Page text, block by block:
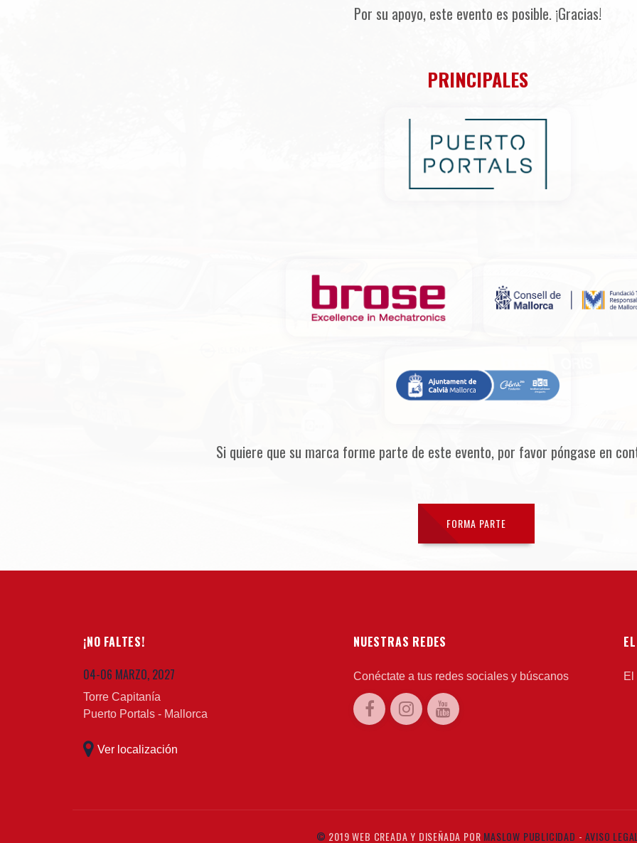
Por su apoyo, este evento es posible. ¡Gracias!
PRINCIPALES
Si quiere que su marca forme parte de este evento, por favor póngase en
FORMA PARTE
¡NO FALTES!
04-06 MARZO, 2027
Torre Capitanía
Puerto Portals - Mallorca
Ver localización
NUESTRAS REDES
Conéctate a tus redes sociales y búscanos El
© 2019 WEB CREADA Y DISEÑADA POR MASLOW PUBLICIDAD -AVISO